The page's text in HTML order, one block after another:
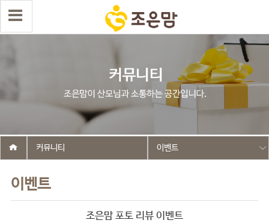
이벤트
커뮤니티 이벤트
조은맘 포토 리뷰 이벤트